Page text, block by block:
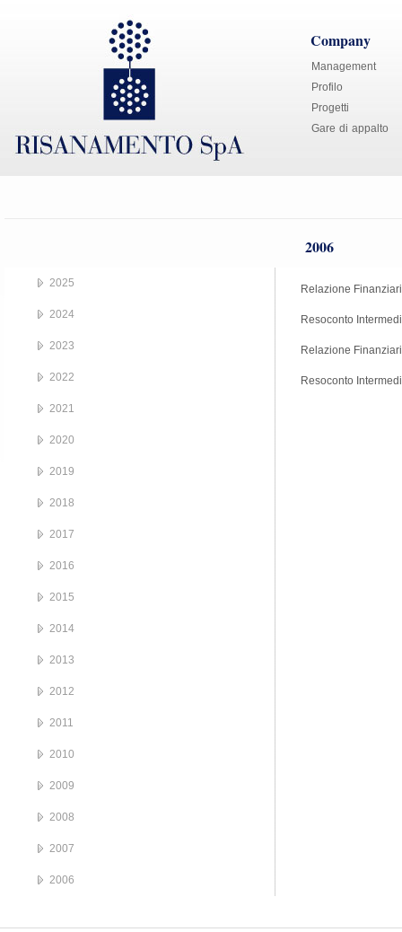
Company
Management
Profilo
Progetti
Gare di appalto
2006
Relazione
Resoconto
Relazione
Resoconto
2025
2024
2023
2022
2021
2020
2019
2018
2017
2016
2015
2014
2013
2012
2011
2010
2009
2008
2007
2006